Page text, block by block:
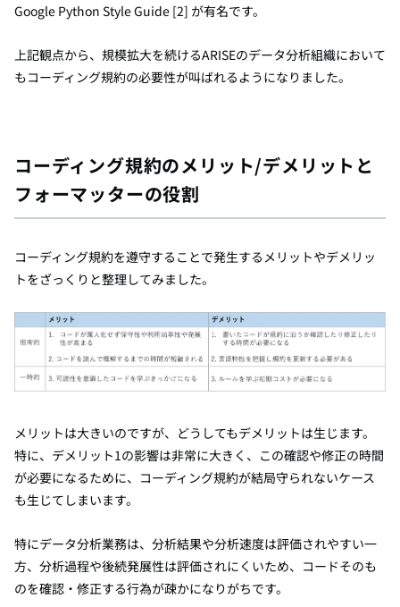
Google Python Style Guide [2] が有名です。
上記観点から、規模拡大を続けるARISEのデータ分析組織において
もコーディング規約の必要性が叫ばれるようになりました。
コーディング規約のメリット/デメリットと
フォーマッターの役割
コーディング規約を遵守することで発生するメリットやデメリッ
トをざっくりと整理してみました。
メリットは大きいのですが、どうしてもデメリットは生じます。
特に、デメリット1の影響は非常に大きく、この確認や修正の時間
が必要になるために、コーディング規約が結局守られないケース
も生じてしまいます。
特にデータ分析業務は、分析結果や分析速度は評価されやすい一
方、分析過程や後続発展性は評価されにくいため、コードそのも
のを確認・修正する行為が疎かになりがちです。